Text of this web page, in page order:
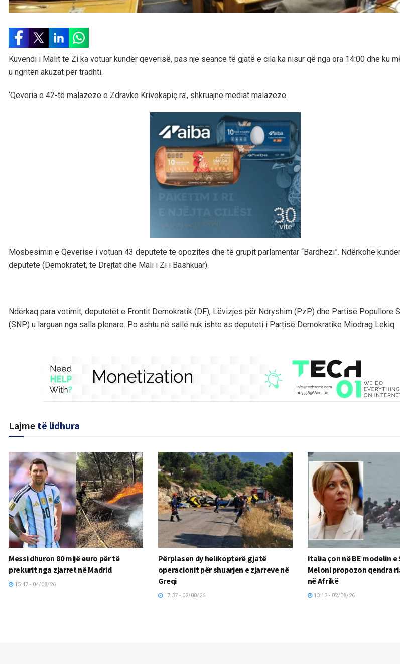
Kuvendi i Malit të Zi ka votuar kundër qeverisë, pas një seance të gjatë e cila ka nisur që nga ora 14:00 dhe ku
u ngritën akuzat për tradhti.
‘Qeveria e 42-të malazeze e Zdravko Krivokapiç ra’, shkruajnë mediat malazeze.
Mosbesimin e Qeverisë i votuan 43 deputetë të opozitës dhe të grupit parlamentar “Bardhezi”. Ndërkohë
deputetë (Demokratët, të Drejtat dhe Mali i Zi i Bashkuar).
Ndërkaq para votimit, deputetët e Frontit Demokratik (DF), Lëvizjes për Ndryshim (PzP) dhe Partisë Popullore
(SNP) u larguan nga salla plenare. Po ashtu në sallë nuk ishte as deputeti i Partisë Demokratike Miodrag Lekiq.
Lajme të lidhura
Messi dhuron 80 mijë euro për të
prekurit nga zjarret në Madrid
15:47 - 04/08/26
Përplasen dy helikopterë gjatë
operacionit për shuarjen e zjarreve në
Greqi
17:37 - 02/08/26
Italia çon në BE modelin e
Meloni propozon qendra
në Afrikë
13:12 - 02/08/26